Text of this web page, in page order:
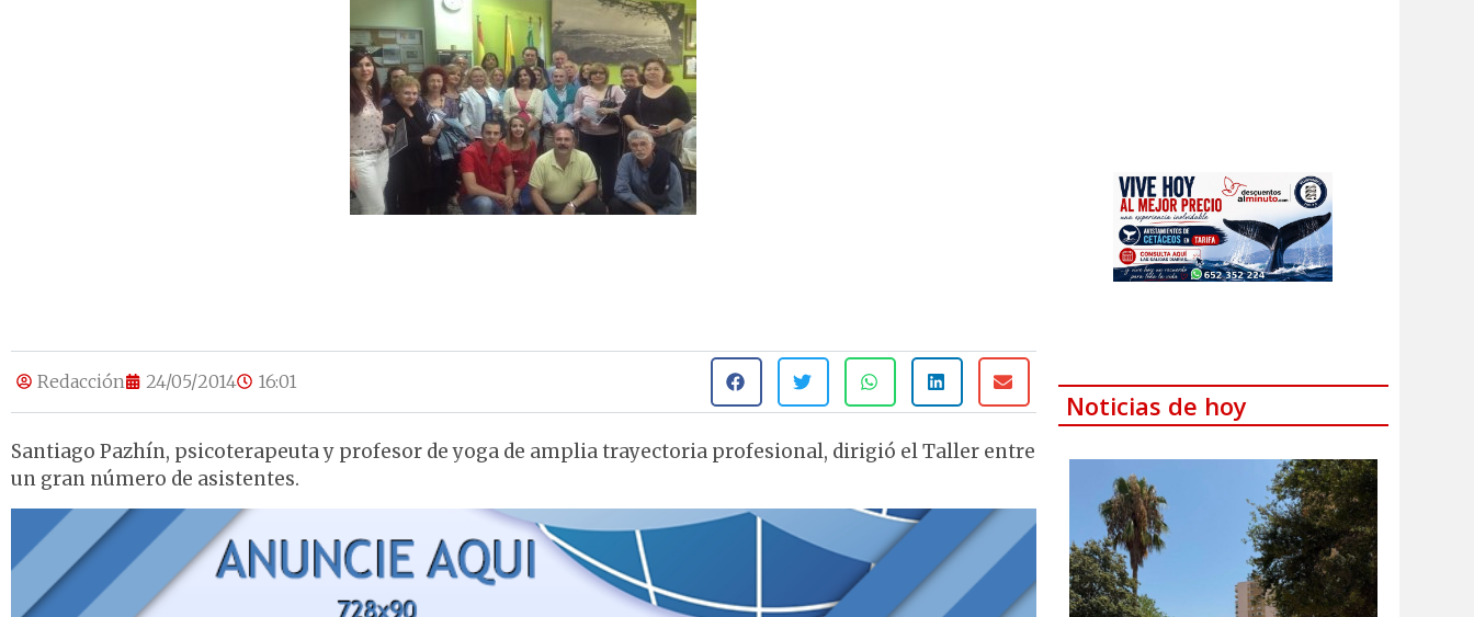
Redacción 24/05/2014 16:01
Santiago Pazhín, psicoterapeuta y profesor de yoga de amplia trayectoria profesional, dirigió el Taller entre
un gran número de asistentes.
Noticias de hoy